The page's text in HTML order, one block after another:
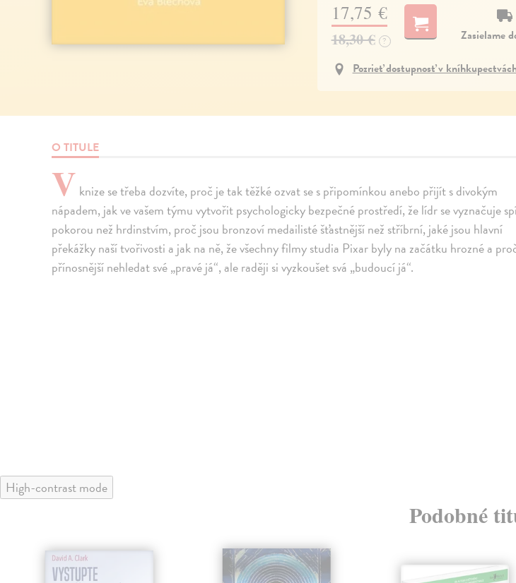
17,75 €
18,30 € ?
Zasielame
Pozrieť dostupnosť v
O TITULE
V knize se třeba dozvíte, proč je tak těžké ozvat se s připomínkou anebo přijít s divokým
nápadem, jak ve vašem týmu vytvořit psychologicky bezpečné prostředí, že lídr se vyznačuje
pokorou než hrdinstvím, proč jsou bronzoví medailisté šťastnější než stříbrní, jaké jsou hlavní
překážky naší tvořivosti a jak na ně, že všechny filmy studia Pixar byly na začátku hrozné a
přínosnější nehledat své „pravé já“, ale raději si vyzkoušet svá „budoucí já“.
High-contrast mode
Podobné